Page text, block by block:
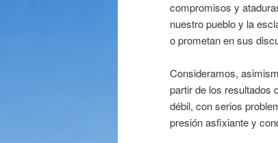
compromisos y
nuestro pueblo y la
o prometan en sus
Consideramos,
partir de los resultados
débil, con serios
presión asfixiante y